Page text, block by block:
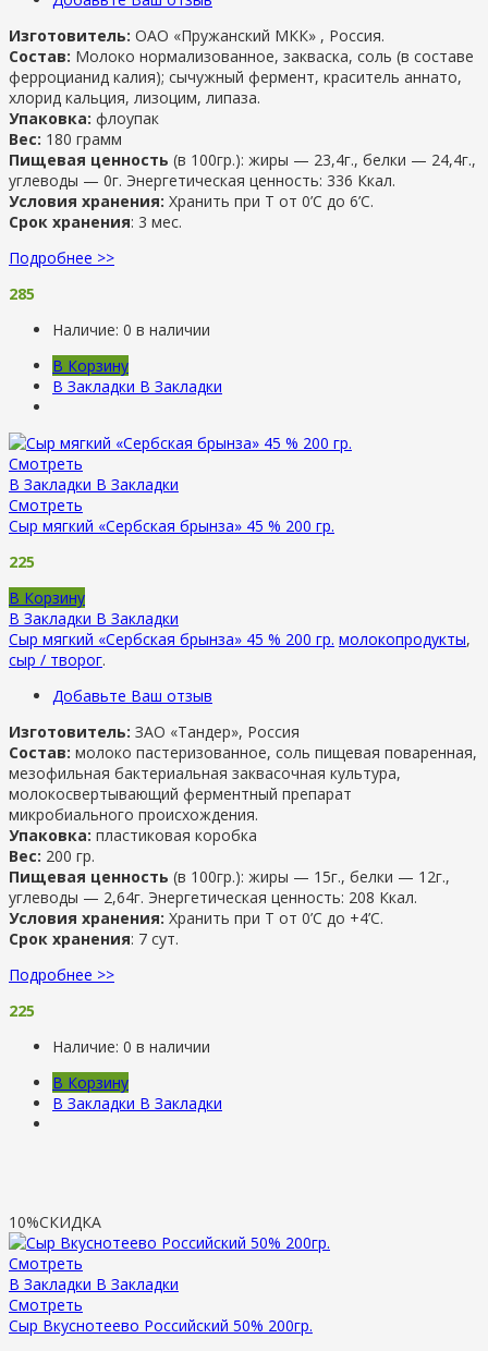
Изготовитель: ОАО «Пружанский МКК» , Россия.
Состав: Молоко нормализованное, закваска, соль (в составе
ферроцианид калия); сычужный фермент, краситель аннато,
хлорид кальция, лизоцим, липаза.
Упаковка: флоупак
Вес: 180 грамм
Пищевая ценность (в 100гр.): жиры — 23,4г., белки — 24,4г.,
углеводы — 0г. Энергетическая ценность: 336 Ккал.
Условия хранения: Хранить при Т от 0’С до 6’C.
Срок хранения: 3 мес.
Подробнее >>
285
Наличие: 0 в наличии
В Корзину
В Закладки В Закладки
Смотреть
В Закладки В Закладки
Смотреть
Сыр мягкий «Сербская брынза» 45 % 200 гр.
225
В Корзину
В Закладки В Закладки
Сыр мягкий «Сербская брынза» 45 % 200 гр. молокопродукты,
сыр / творог.
Добавьте Ваш отзыв
Изготовитель: ЗАО «Тандер», Россия
Состав: молоко пастеризованное, соль пищевая поваренная,
мезофильная бактериальная заквасочная культура,
молокосвертывающий ферментный препарат
микробиального происхождения.
Упаковка: пластиковая коробка
Вес: 200 гр.
Пищевая ценность (в 100гр.): жиры — 15г., белки — 12г.,
углеводы — 2,64г. Энергетическая ценность: 208 Ккал.
Условия хранения: Хранить при Т от 0’С до +4’C.
Срок хранения: 7 сут.
Подробнее >>
225
Наличие: 0 в наличии
В Корзину
В Закладки В Закладки
10%СКИДКА
Смотреть
В Закладки В Закладки
Смотреть
Сыр Вкуснотеево Российский 50% 200гр.